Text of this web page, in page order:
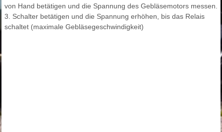
von Hand betätigen und die Spannung des Gebläsemotors messen.
3. Schalter betätigen und die Spannung erhöhen, bis das Relais
schaltet (maximale Gebläsegeschwindigkeit)